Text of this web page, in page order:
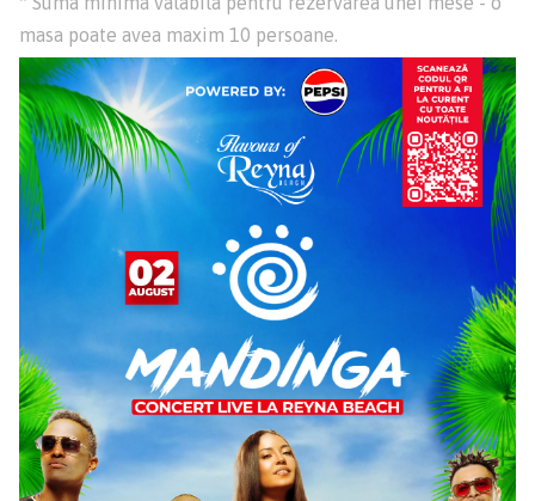
masa poate avea maxim 10 persoane.